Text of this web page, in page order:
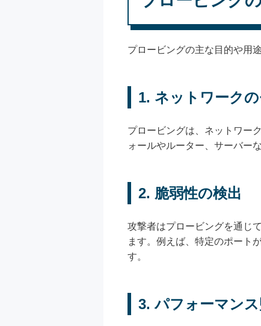
プロービングの主な目的や用
1. ネットワーク
プロービングは、ネットワー
ォールやルーター、サーバー
2. 脆弱性の検出
攻撃者はプロービングを通じ
ます。例えば、特定のポート
す。
3. パフォーマン